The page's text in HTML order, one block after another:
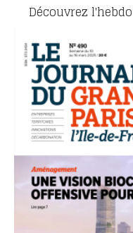
Découvrez